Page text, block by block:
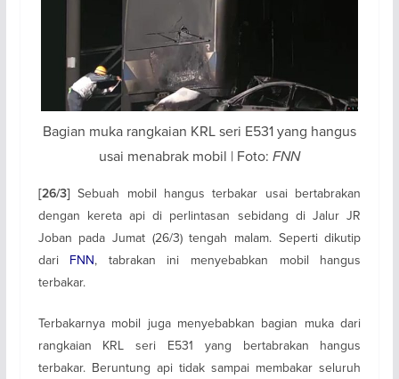
Bagian muka rangkaian KRL seri E531 yang hangus
usai menabrak mobil | Foto: FNN
[26/3] Sebuah mobil hangus terbakar usai bertabrakan
dengan kereta api di perlintasan sebidang di Jalur JR
Joban pada Jumat (26/3) tengah malam. Seperti dikutip
dari FNN, tabrakan ini menyebabkan mobil hangus
terbakar.
Terbakarnya mobil juga menyebabkan bagian muka dari
rangkaian KRL seri E531 yang bertabrakan hangus
terbakar. Beruntung api tidak sampai membakar seluruh